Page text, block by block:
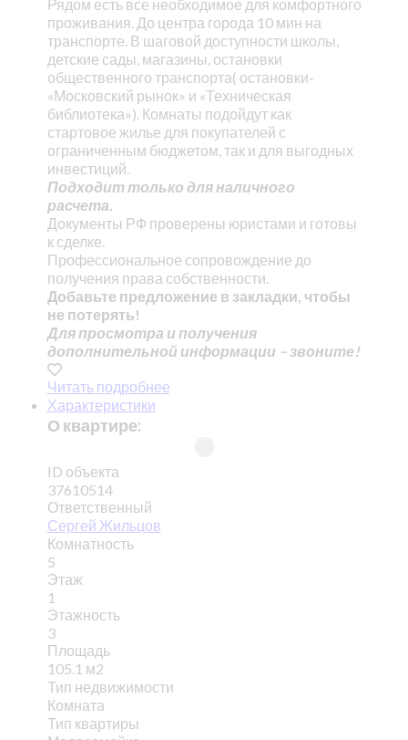
Рядом есть все необходимое для комфортного
проживания. До центра города 10 мин на
транспорте. В шаговой доступности школы,
детские сады, магазины, остановки
общественного транспорта( остановки-
«Московский рынок» и «Техническая
библиотека»). Комнаты подойдут как
стартовое жилье для покупателей с
ограниченным бюджетом, так и для выгодных
инвестиций.
Подходит только для наличного
расчета.
Документы РФ проверены юристами и готовы
к сделке.
Профессиональное сопровождение до
получения права собственности.
Добавьте предложение в закладки, чтобы
не потерять!
Для просмотра и получения
дополнительной информации – звоните!
Читать подробнее
Характеристики
О квартире:
ID объекта
37610514
Ответственный
Сергей Жильцов
Комнатность
5
Этаж
1
Этажность
3
Площадь
105.1 м2
Тип недвижимости
Комната
Тип квартиры